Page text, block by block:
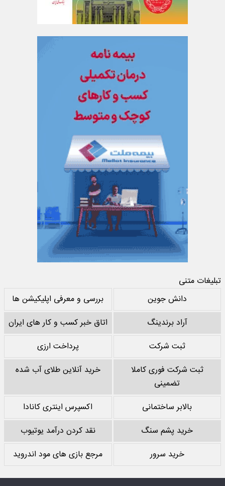
تبلیغات متنی
دانش جوین
بررسی و معرفی اپلیکیشن ها
آراد برندینگ
اتاق خبر کسب و کار های ایران
ثبت شرکت
پرداخت ارزی
ثبت شرکت فوری کاملا
تضمینی
خرید آنلاین طلای آب شده
بالابر ساختمانی
اکسپرس اینتری کانادا
خرید پشم سنگ
نقد کردن درآمد یوتیوب
خرید سرور
مرجع بازی های مود اندروید